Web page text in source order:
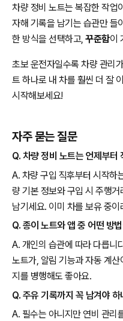
차량 정비 노트는 복잡한 작업
자해 기록을 남기는 습관만 들
한 방식을 선택하고, 꾸준함이
초보 운전자일수록 차량 관리
트 하나로 내 차를 훨씬 더 잘
시작해보세요!
자주 묻는 질문
Q. 차량 정비 노트는 언제부터
A. 차량 구입 직후부터 시작하
량 기본 정보와 구입 시 주행거
남기세요. 이미 차를 보유 중
Q. 종이 노트와 앱 중 어떤 방
A. 개인의 습관에 따라 다릅니
노트가, 알림 기능과 자동 계
지를 병행해도 좋아요.
Q. 주유 기록까지 꼭 남겨야 하
A. 필수는 아니지만 연비 관리